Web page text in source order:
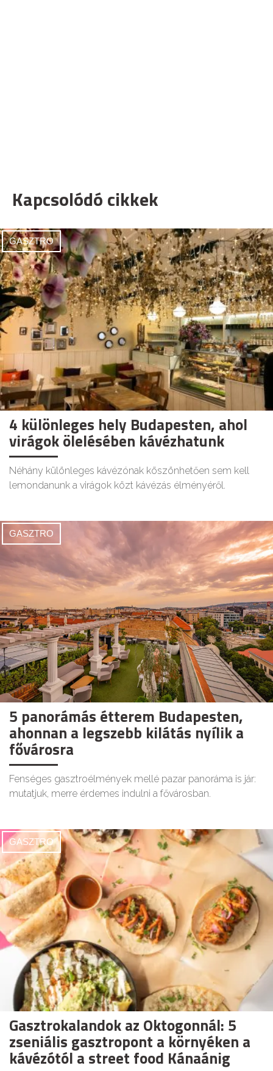
Kapcsolódó cikkek
GASZTRO
4 különleges hely Budapesten, ahol
virágok ölelésében kávézhatunk
Néhány különleges kávézónak köszönhetően sem kell
lemondanunk a virágok közt kávézás élményéről.
GASZTRO
5 panorámás étterem Budapesten,
ahonnan a legszebb kilátás nyílik a
fővárosra
Fenséges gasztroélmények mellé pazar panoráma is jár:
mutatjuk, merre érdemes indulni a fővárosban.
GASZTRO
Gasztrokalandok az Oktogonnál: 5
zseniális gasztropont a környéken a
kávézótól a street food Kánaánig